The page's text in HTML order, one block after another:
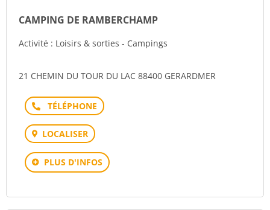
CAMPING DE RAMBERCHAMP
Activité : Loisirs & sorties - Campings
21 CHEMIN DU TOUR DU LAC 88400 GERARDMER
Téléphone
LOCALISER
PLUS D'INFOS